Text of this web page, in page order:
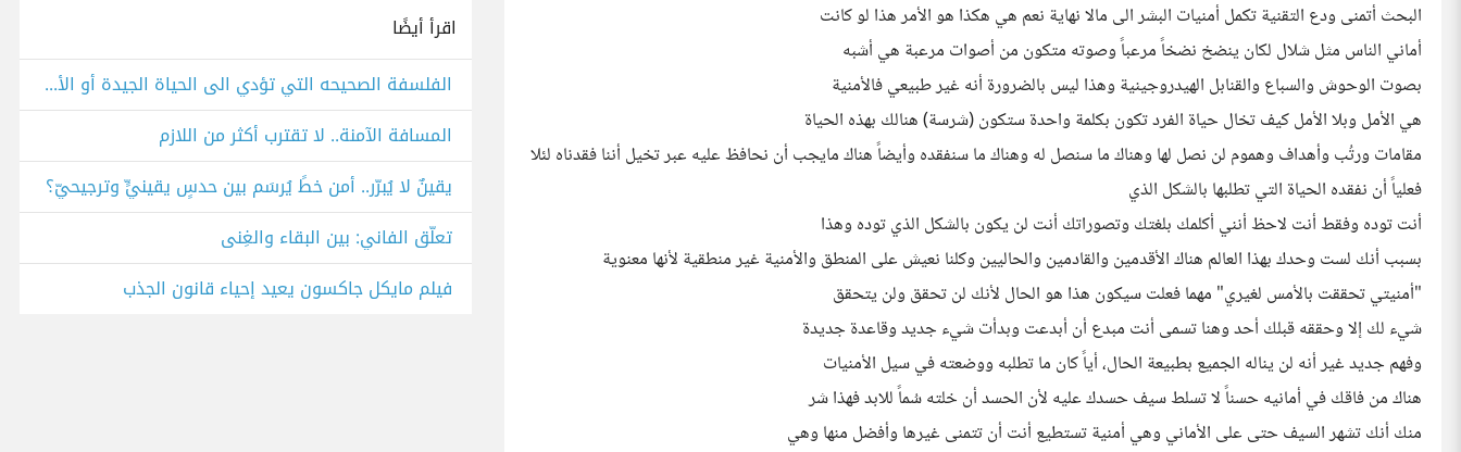
البحث أتمنى ودع التقنية تكمل أمنيات البشر الى مالا نهاية نعم هي هكذا هو الأمر هذا لو كانت
أماني الناس مثل شلال لكان ينضخ نضخاً مرعباً وصوته متكون من أصوات مرعبة هي أشبه
بصوت الوحوش والسباع والقنابل الهيدروجينية وهذا ليس بالضرورة أنه غير طبيعي فالأمنية
هي الأمل وبلا الأمل كيف تخال حياة الفرد تكون بكلمة واحدة ستكون (شرسة) هنالك بهذه الحياة
مقامات ورتُب وأهداف وهموم لن نصل لها وهناك ما سنصل له وهناك ما سنفقده وأيضاً هناك مايجب أن نحافظ عليه عبر تخيل أننا فقدناه لئلا
فعلياً أن نفقده الحياة التي تطلبها بالشكل الذي
أنت توده وفقط أنت لاحظ أنني أكلمك بلغتك وتصوراتك أنت لن يكون بالشكل الذي توده وهذا
بسبب أنك لست وحدك بهذا العالم هناك الأقدمين والقادمين والحاليين وكلنا نعيش على المنطق والأمنية غير منطقية لأنها معنوية
"أمنيتي تحققت بالأمس لغيري" مهما فعلت سيكون هذا هو الحال لأنك لن تحقق ولن يتحقق
شيء لك إلا وحققه قبلك أحد وهنا تسمى أنت مبدع أن أبدعت وبدأت شيء جديد وقاعدة جديدة
وفهم جديد غير أنه لن يناله الجميع بطبيعة الحال، أياً كان ما تطلبه ووضعته في سيل الأمنيات
هناك من فاقك في أمانيه حسناً لا تسلط سيف حسدك عليه لأن الحسد أن خلته سُماً للابد فهذا شر
منك أنك تشهر السيف حتى على الأماني وهي أمنية تستطيع أنت أن تتمنى غيرها وأفضل منها وهي
اقرأ أيضًا
الفلسفة الصحيحه التي تؤدي الى الحياة الجيدة أو الأمنة..
المسافة الآمنة.. لا تقترب أكثر من اللازم
يقينٌ لا يُبرّر.. أمن خطٍّ يُرسَم بين حدسٍ يقينيٍّ وترجيحيّ؟
تعلّق الفاني: بين البقاء والغِنى
فيلم مايكل جاكسون يعيد إحياء قانون الجذب